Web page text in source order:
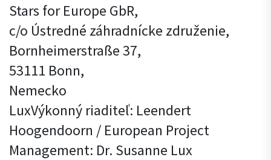
Stars for Europe GbR,
c/o Ústredné záhradnícke združenie,
Bornheimerstraße 37,
53111 Bonn,
Nemecko
LuxVýkonný riaditeľ: Leendert
Hoogendoorn / European Project
Management: Dr. Susanne Lux